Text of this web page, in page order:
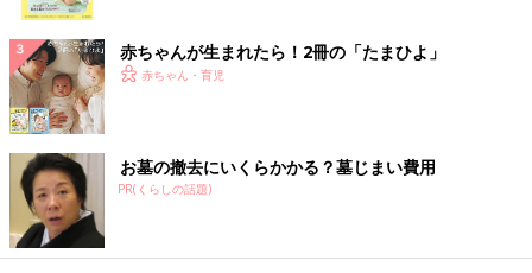
赤ちゃんが生まれたら！2冊の「たまひよ」
赤ちゃん・育児
お墓の撤去にいくらかかる？墓じまい費用
PR(くらしの話題)